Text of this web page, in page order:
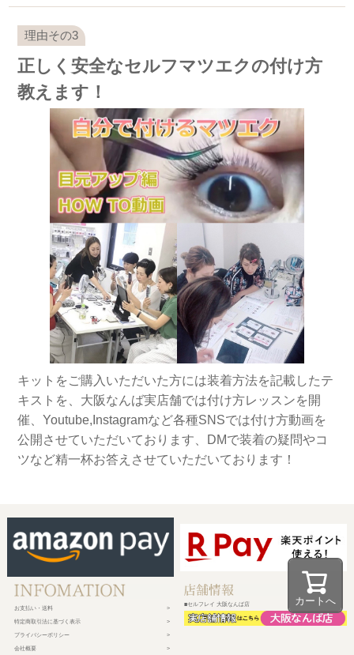
カートへ
正しく安全なセルフマツエクの付け方
教えます！
キットをご購入いただいた方には装着方法を記載したテ
キストを、大阪なんば実店舗では付け方レッスンを開
催、Youtube,Instagramなど各種SNSでは付け方動画を
公開させていただいております、DMで装着の疑問やコ
ツなど精一杯お答えさせていただいております！
お支払い・送料
特定商取引法に基づく表示
プライバシーポリシー
会社概要
■セルフレイ 大阪なんば店